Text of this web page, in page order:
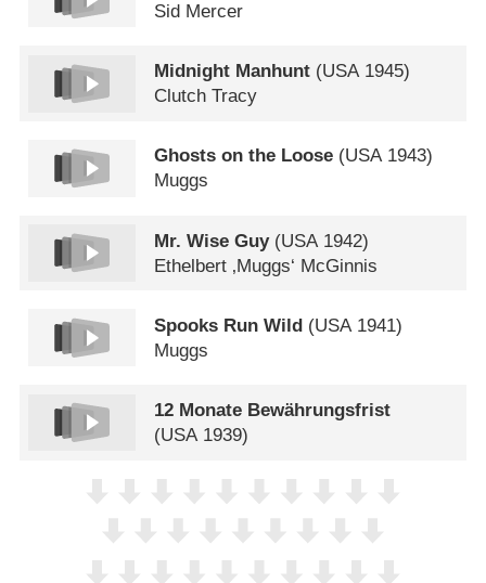
Sid Mercer
Midnight Manhunt (USA1945)
Clutch Tracy
Ghosts on the Loose (USA1943)
Muggs
Mr. Wise Guy(USA 1942)
Ethelbert ‚Muggs‘ McGinnis
Spooks Run Wild (USA 1941)
Muggs
12 Monate Bewährungsfrist
(USA1939)